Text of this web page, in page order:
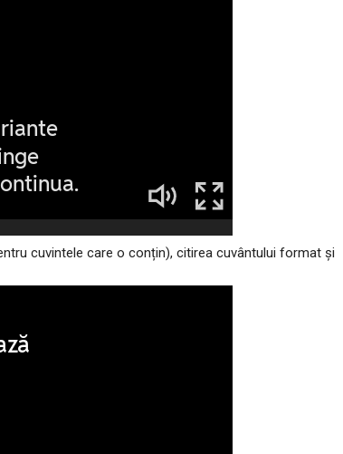
cuvintele care o conțin), citirea cuvântului format și